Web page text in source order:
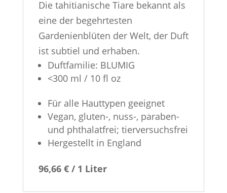
Die tahitianische Tiare bekannt als
eine der begehrtesten
Gardenienblüten der Welt, der Duft
ist subtiel und erhaben.
Duftfamilie: BLUMIG
<300 ml / 10 fl oz
Für alle Hauttypen geeignet
Vegan, gluten-, nuss-, paraben-
und phthalatfrei; tierversuchsfrei
Hergestellt in England
96,66 € / 1 Liter